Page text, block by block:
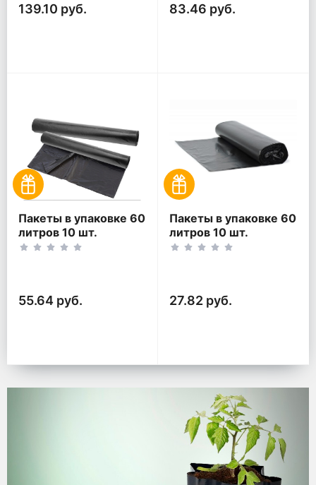
139.10 руб. 83.46 руб.
Пакеты в упаковке 60
литров 10 шт.
(10шт*2рул)
55.64 руб.
Пакеты в упаковке 60
литров 10 шт.
(10шт*1рул)
27.82 руб.